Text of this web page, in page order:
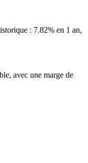
: 7.82% en 1 an,
avec une marge de